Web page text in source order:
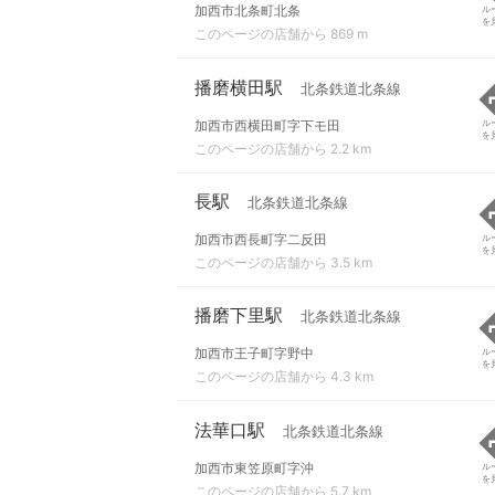
加西市北条町北条
このページの店舗から 869 m
ル
を
播磨横田駅 北条鉄道北条線
加西市西横田町字下モ田
このページの店舗から 2.2 km
ル
を
長駅 北条鉄道北条線
加西市西長町字二反田
このページの店舗から 3.5 km
ル
を
播磨下里駅 北条鉄道北条線
加西市王子町字野中
このページの店舗から 4.3 km
ル
を
法華口駅 北条鉄道北条線
加西市東笠原町字沖
このページの店舗から 5.7 km
ル
を